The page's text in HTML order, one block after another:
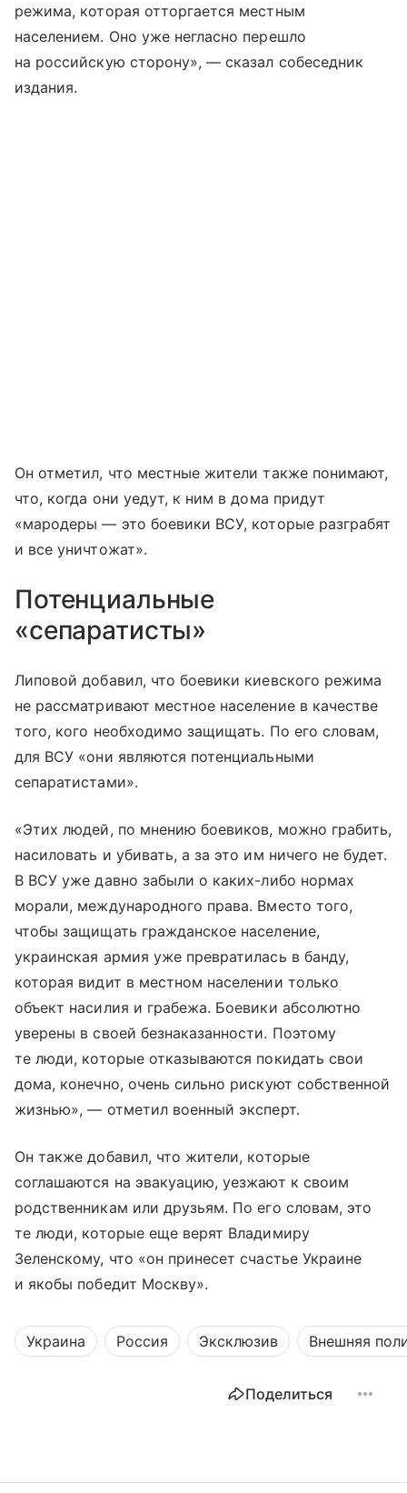
режима, которая отторгается местным
населением. Оно уже негласно перешло
на российскую сторону», — сказал собеседник
издания.
Он отметил, что местные жители также понимают,
что, когда они уедут, к ним в дома придут
«мародеры — это боевики ВСУ, которые разграбят
и все уничтожат».
Потенциальные
«сепаратисты»
Липовой добавил, что боевики киевского режима
не рассматривают местное население в качестве
того, кого необходимо защищать. По его словам,
для ВСУ «они являются потенциальными
сепаратистами».
«Этих людей, по мнению боевиков, можно грабить,
насиловать и убивать, а за это им ничего не будет.
В ВСУ уже давно забыли о каких-либо нормах
морали, международного права. Вместо того,
чтобы защищать гражданское население,
украинская армия уже превратилась в банду,
которая видит в местном населении только
объект насилия и грабежа. Боевики абсолютно
уверены в своей безнаказанности. Поэтому
те люди, которые отказываются покидать свои
дома, конечно, очень сильно рискуют собственной
жизнью», — отметил военный эксперт.
Он также добавил, что жители, которые
соглашаются на эвакуацию, уезжают к своим
родственникам или друзьям. По его словам, это
те люди, которые еще верят Владимиру
Зеленскому, что «он принесет счастье Украине
и якобы победит Москву».
Украина Россия Эксклюзив Внешняя
Поделиться